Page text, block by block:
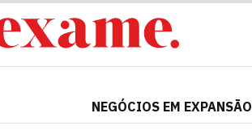
NEGÓCIOS EM EXPANSÃO